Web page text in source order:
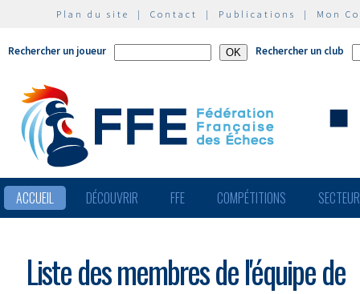
Plan du site | Contact | Publications | Mon
Rechercher un joueur Rechercher un club
ACCUEIL DÉCOUVRIR FFE COMPÉTITIONS
Liste des membres de l'équipe de